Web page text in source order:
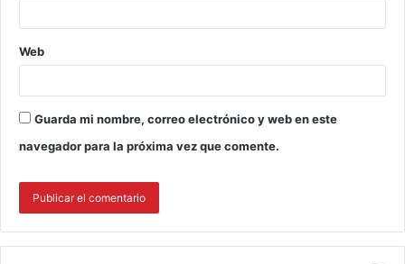
Web
Guarda mi nombre, correo electrónico y web en este
navegador para la próxima vez que comente.